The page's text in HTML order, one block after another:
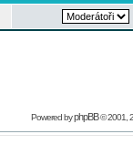
Powered byphpBB© 2001,